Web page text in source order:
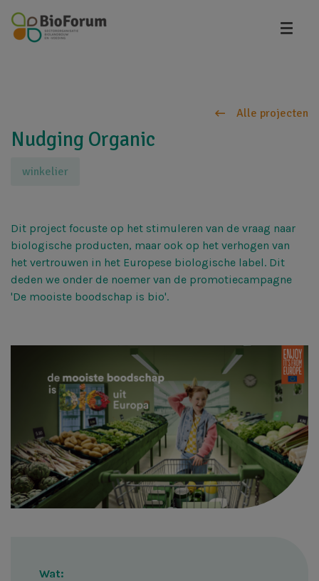
Alle projecten
Nudging Organic
winkelier
Dit project focuste op het stimuleren van de vraag naar
biologische producten, maar ook op het verhogen van
het vertrouwen in het Europese biologische label. Dit
deden we onder de noemer van de promotiecampagne
'De mooiste boodschap is bio'.
Wat: